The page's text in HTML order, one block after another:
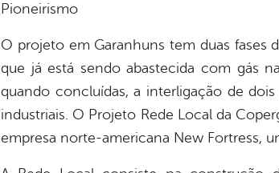
Pioneirismo
O projeto em Garanhuns tem duas fases
que já está sendo abastecida com gás
quando concluídas, a interligação de
industriais. O Projeto Rede Local da
empresa norte-americana New Fortress,